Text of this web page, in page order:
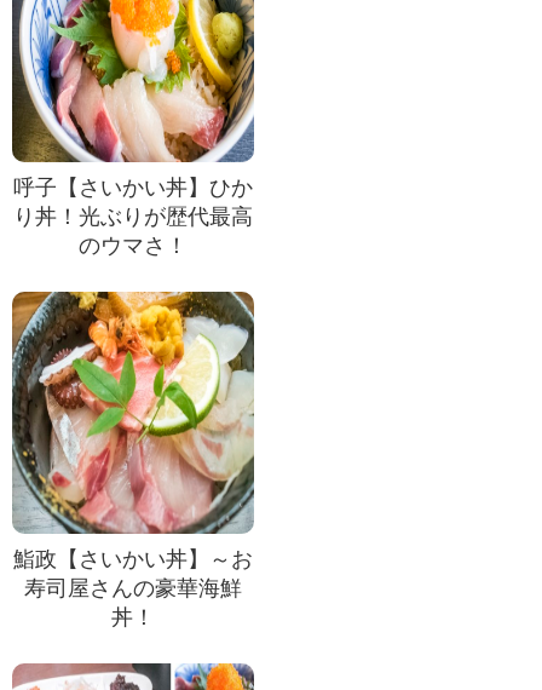
呼子【さいかい丼】ひか
り丼！光ぶりが歴代最高
のウマさ！
鮨政【さいかい丼】～お
寿司屋さんの豪華海鮮
丼！